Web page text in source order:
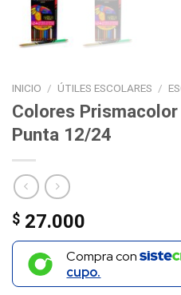
INICIO / ÚTILES ESCOLARES /
Colores
Punta 12/24
$ 27.000
Compra con
cupo.